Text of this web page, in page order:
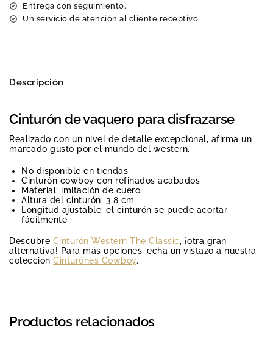
Entrega con seguimiento.
Un servicio de atención al cliente receptivo.
Descripción
Cinturón de vaquero para disfrazarse
Realizado con un nivel de detalle excepcional, afirma un
marcado gusto por el mundo del western.
No disponible en tiendas
Cinturón cowboy con refinados acabados
Material: imitación de cuero
Altura del cinturón: 3,8 cm
Longitud ajustable: el cinturón se puede acortar
fácilmente
Descubre Cinturón Western The Classic, ¡otra gran
alternativa! Para más opciones, echa un vistazo a nuestra
colección Cinturónes Cowboy.
Productos relacionados